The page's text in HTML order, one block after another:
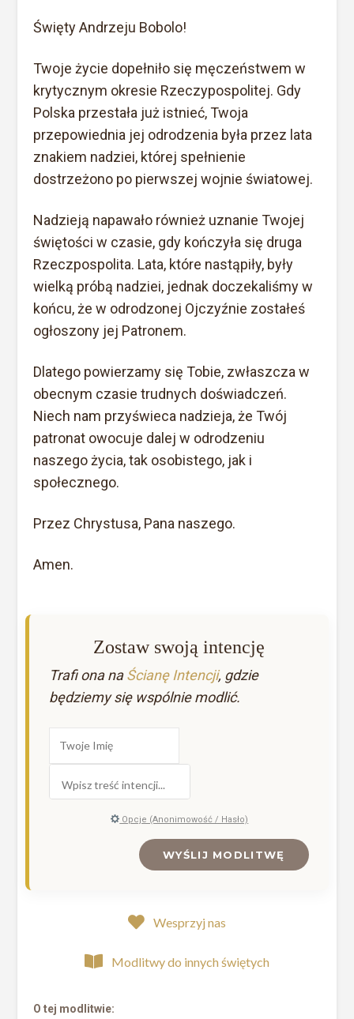
Święty Andrzeju Bobolo!
Twoje życie dopełniło się męczeństwem w
krytycznym okresie Rzeczypospolitej. Gdy
Polska przestała już istnieć, Twoja
przepowiednia jej odrodzenia była przez lata
znakiem nadziei, której spełnienie
dostrzeżono po pierwszej wojnie światowej.
Nadzieją napawało również uznanie Twojej
świętości w czasie, gdy kończyła się druga
Rzeczpospolita. Lata, które nastąpiły, były
wielką próbą nadziei, jednak doczekaliśmy w
końcu, że w odrodzonej Ojczyźnie zostałeś
ogłoszony jej Patronem.
Dlatego powierzamy się Tobie, zwłaszcza w
obecnym czasie trudnych doświadczeń.
Niech nam przyświeca nadzieja, że Twój
patronat owocuje dalej w odrodzeniu
naszego życia, tak osobistego, jak i
społecznego.
Przez Chrystusa, Pana naszego.
Amen.
Zostaw swoją intencję
Trafi ona naŚcianę Intencji, gdzie
będziemy się wspólnie modlić.
Opcje (Anonimowość / Hasło)
WYŚLIJ MODLITWĘ
Wesprzyj nas
Modlitwy do innych świętych
O tej modlitwie: